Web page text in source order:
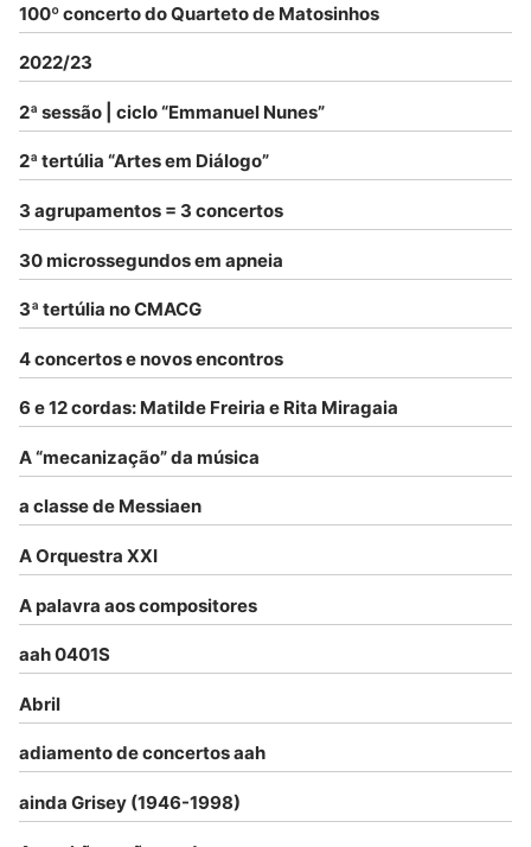
100º concerto do Quarteto de Matosinhos
2022/23
2ª sessão | ciclo “Emmanuel Nunes”
2ª tertúlia “Artes em Diálogo”
3 agrupamentos = 3 concertos
30 microssegundos em apneia
3ª tertúlia no CMACG
4 concertos e novos encontros
6 e 12 cordas: Matilde Freiria e Rita Miragaia
A “mecanização” da música
a classe de Messiaen
A Orquestra XXI
A palavra aos compositores
aah 0401S
Abril
adiamento de concertos aah
ainda Grisey (1946-1998)